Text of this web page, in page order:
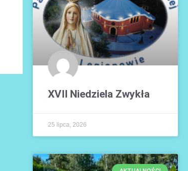
XVII Niedziela Zwykła
25 lipca, 2026